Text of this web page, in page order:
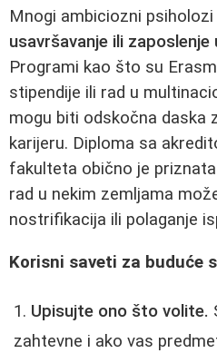
Mnogi ambiciozni
usavršavanje ili
Programi kao što su
stipendije ili rad u
mogu biti odskočna daska
karijeru. Diploma sa
fakulteta obično je
rad u nekim zemljama
nostrifikacija ili polaganje
Korisni saveti za buduće
Upisujte ono što volite.
zahtevne i ako vas